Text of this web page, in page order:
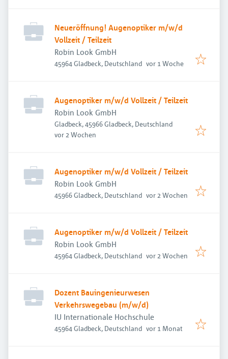
Neueröffnung! Augenoptiker m/w/d
Vollzeit / Teilzeit
Robin Look GmbH
45964 Gladbeck, Deutschland Veröffentlicht
vor 1 Woche
Augenoptiker m/w/d Vollzeit / Teilzeit
Robin Look GmbH
Gladbeck, 45966 Gladbeck, Deutschland
Veröffentlicht
vor 2 Wochen
Augenoptiker m/w/d Vollzeit / Teilzeit
Robin Look GmbH
45966 Gladbeck, Deutschland Veröffentlicht
vor 2 Wochen
Augenoptiker m/w/d Vollzeit / Teilzeit
Robin Look GmbH
45964 Gladbeck, Deutschland Veröffentlicht
vor 2 Wochen
Dozent Bauingenieurwesen
Verkehrswegebau (m/w/d)
IU Internationale Hochschule
45964 Gladbeck, Deutschland Veröffentlicht
vor 1 Monat